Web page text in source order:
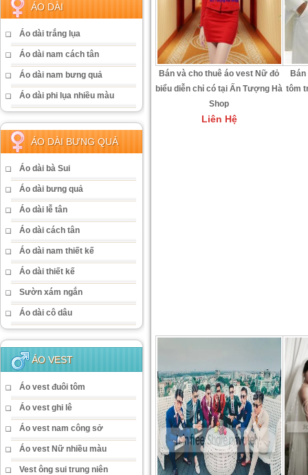
ÁO DÀI
Áo dài trắng lụa
Áo dài nam cách tân
Áo dài nam bưng quả
Áo dài phi lụa nhiều màu
ÁO DÀI BƯNG QUẢ
Áo dài bà Sui
Áo dài bưng quả
Áo dài lễ tân
Áo dài cách tân
Áo dài nam thiết kế
Áo dài thiết kế
Sườn xám ngắn
Áo dài cô dâu
ÁO VEST
Áo vest đuôi tôm
Áo vest ghi lê
Áo vest nam công sở
Áo vest Nữ nhiều màu
Vest ông sui trung niên
Bán và cho thuê áo vest Nữ đỏ
biểu diễn chỉ có tại Ấn Tượng Hà
Shop
Liên Hệ
tôm